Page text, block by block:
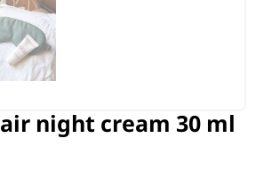
night cream 30 ml